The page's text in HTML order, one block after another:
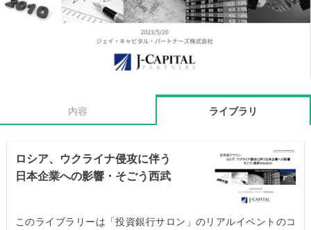
内容 ライブラリ
ロシア、ウクライナ侵攻に伴う
日本企業への影響・そごう西武
このライブラリーは「投資銀行サロン」のリアルイベントのコ